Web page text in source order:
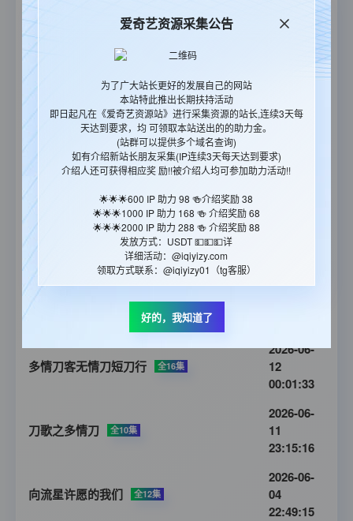
聪明镇
2026-07-
炽热的他 全8集
09
欠你的那场婚礼 全10集
2026-06-
21
多情刀客无情刀之回旋刀 全16集
2026-06-
多情刀客无情刀短刀行 全16集
2026-06-
12
00:01:33
刀歌之多情刀 全10集
2026-06-
11
23:15:16
向流星许愿的我们 全12集
2026-06-
04
22:49:15
爱奇艺资源采集公告
为了广大站长更好的发展自己的网站
本站特此推出长期扶持活动
即日起凡在《爱奇艺资源站》进行采集资源的站长,连续3天每
天达到要求，均 可领取本站送出的的助力金。
(站群可以提供多个域名查询)
如有介绍新站长朋友采集(IP连续3天每天达到要求)
介绍人还可获得相应奖 励!!被介绍人均可参加助力活动!!
🌟🌟🌟600 IP 助力 98 🍻介绍奖励 38
🌟🌟🌟1000 IP 助力 168 🍻 介绍奖励 68
🌟🌟🌟2000 IP 助力 288 🍻 介绍奖励 88
发放方式：USDT 💵💵💵详
详细活动：@iqiyizy.com
领取方式联系：@iqiyizy01（tg客服）
好的，我知道了